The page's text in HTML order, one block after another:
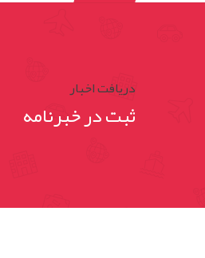
دریافت اخبار
ثبت در خبرنامه